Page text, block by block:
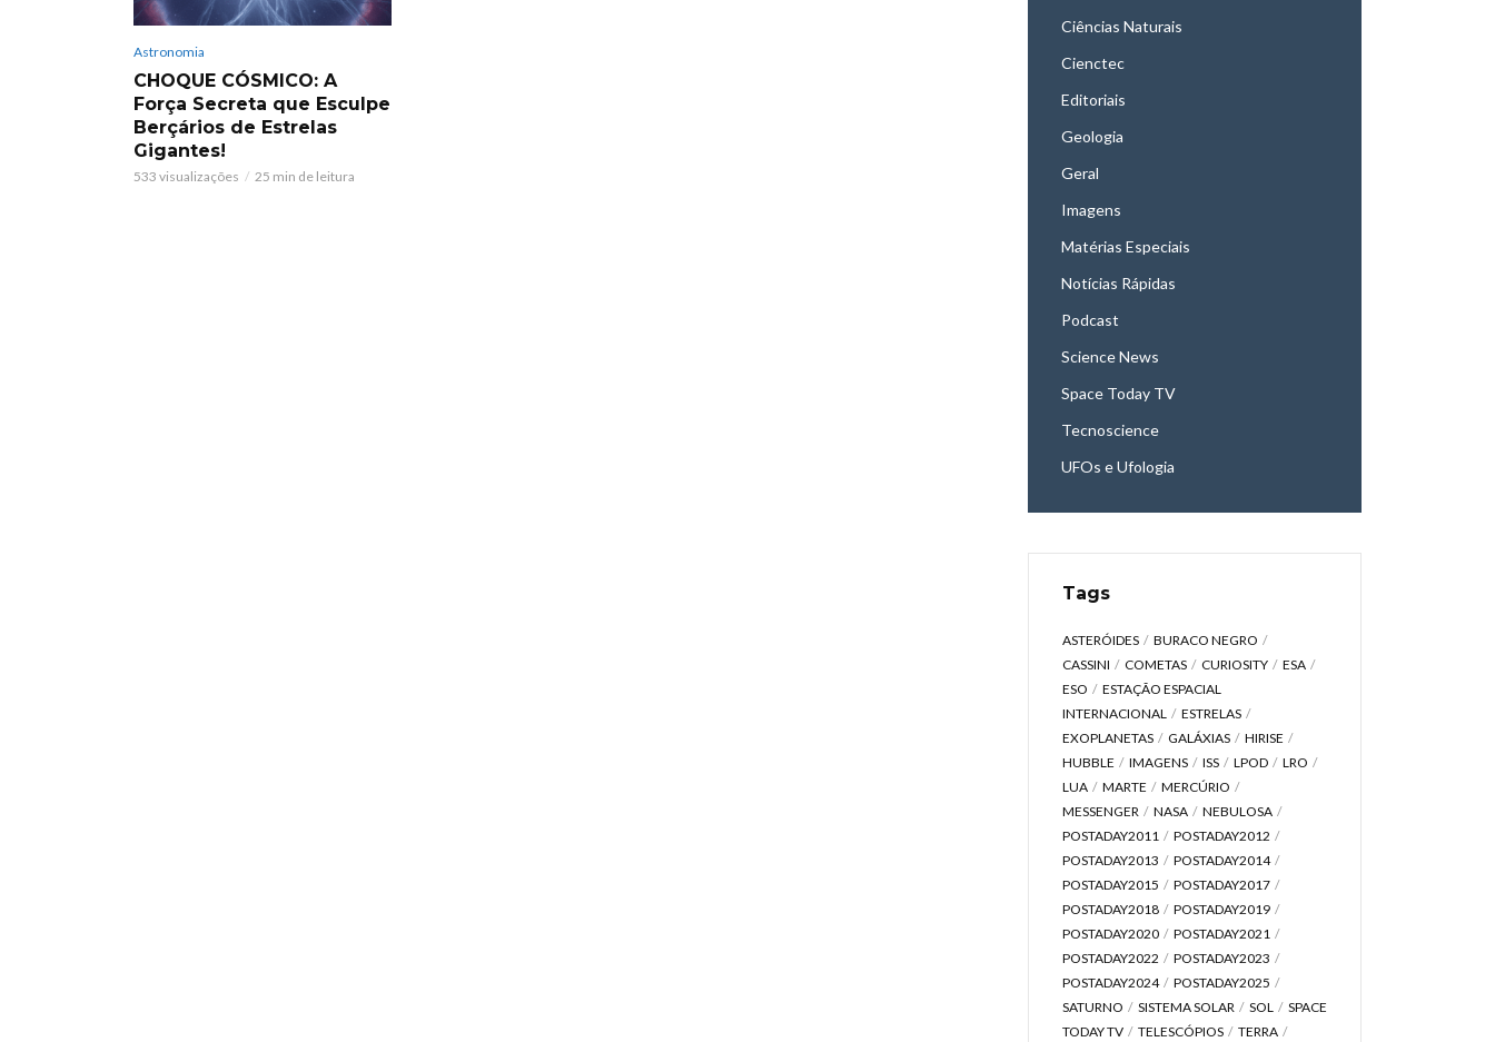
Astronomia
CHOQUE CÓSMICO: A
Força Secreta que Esculpe
Berçários de Estrelas
Gigantes!
533 visualizações 25 min de leitura
Ciências Naturais
Cienctec
Editoriais
Geologia
Geral
Imagens
Matérias Especiais
Notícias Rápidas
Podcast
Science News
Space Today TV
Tecnoscience
UFOs e Ufologia
Tags
ASTERÓIDES
BURACO NEGRO
CASSINI
COMETAS CURIOSITY
ESA
ESO
ESTAÇÃO ESPACIAL
INTERNACIONAL
ESTRELAS
EXOPLANETAS
GALÁXIAS
HIRISE
HUBBLE
IMAGENS ISS LPOD
LRO
LUA
MARTE
MERCÚRIO
MESSENGER
NASA
NEBULOSA
POSTADAY2011
POSTADAY2012
POSTADAY2013
POSTADAY2014
POSTADAY2015
POSTADAY2017
POSTADAY2018
POSTADAY2019
POSTADAY2020
POSTADAY2021
POSTADAY2022
POSTADAY2023
POSTADAY2024
POSTADAY2025
SATURNO
SISTEMA SOLAR SOL
SPACE
TODAY TV
TELESCÓPIOS TERRA